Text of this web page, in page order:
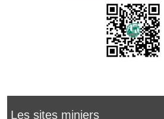
Les sites miniers